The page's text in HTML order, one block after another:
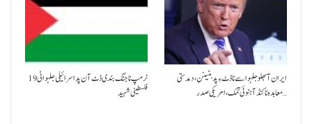
ٹرمپ نا جنگ بندی ڈٹ آن پد اسرائیلی جلہو اٹی 19
فلسطینی شہید
ایران آ بھلو جلہو اسے نا ڈٹ ءِ پد بٹینن، دمدستی
معاہدہ نا کنڈ آ ہنوئی تمک،امریکی صدر…